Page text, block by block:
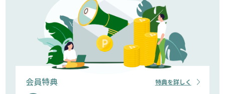
会員特典 特典を詳しく